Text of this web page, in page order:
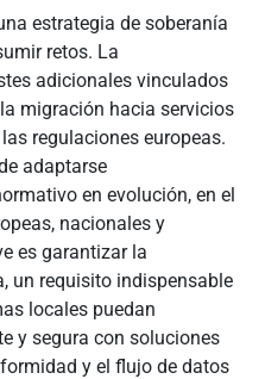
estrategia de soberanía
retos. La
adicionales vinculados
migración hacia servicios
regulaciones europeas.
adaptarse
en evolución, en el
nacionales y
es garantizar la
un requisito indispensable
locales puedan
y segura con soluciones
y el flujo de datos